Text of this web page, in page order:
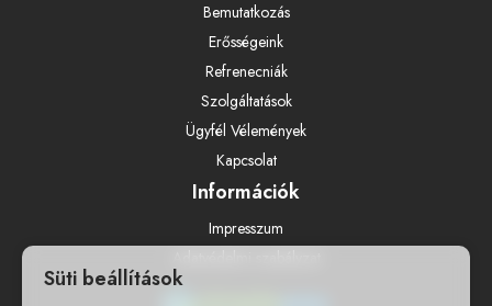
Bemutatkozás
Erősségeink
Refrenecniák
Szolgáltatások
Ügyfél Vélemények
Kapcsolat
Információk
Impresszum
Süti beállítások